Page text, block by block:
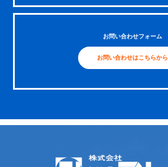
お問い合わせフォーム
お問い合わせはこちらから